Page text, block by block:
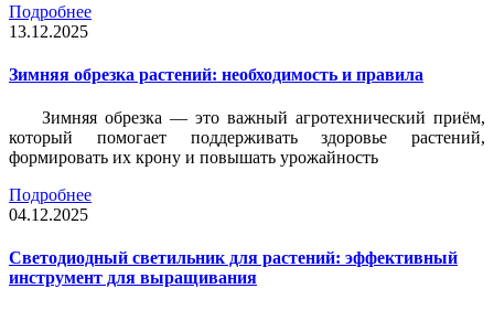
Подробнее
13.12.2025
Зимняя обрезка растений: необходимость и правила
Зимняя обрезка — это важный агротехнический приём,
который помогает поддерживать здоровье растений,
формировать их крону и повышать урожайность
Подробнее
04.12.2025
Светодиодный светильник для растений: эффективный
инструмент для выращивания